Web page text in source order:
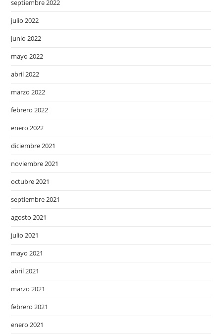
septiembre 2022
julio 2022
junio 2022
mayo 2022
abril 2022
marzo 2022
febrero 2022
enero 2022
diciembre 2021
noviembre 2021
octubre 2021
septiembre 2021
agosto 2021
julio 2021
mayo 2021
abril 2021
marzo 2021
febrero 2021
enero 2021